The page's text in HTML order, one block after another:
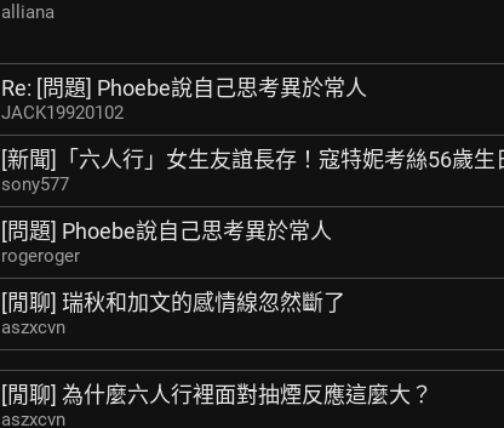
alliana
Re: [問題] Phoebe說自己思考異於常人
JACK19920102
[新聞]「六人行」女生友誼長存！寇特妮考絲56歲生
sony577
[問題] Phoebe說自己思考異於常人
rogeroger
[閒聊] 瑞秋和加文的感情線忽然斷了
aszxcvn
[閒聊] 為什麼六人行裡面對抽煙反應這麼大？
aszxcvn